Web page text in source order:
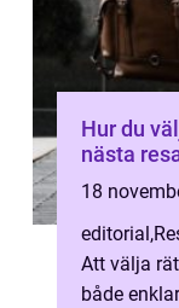
Hur du
nästa
18
editorial,
Att välja
både